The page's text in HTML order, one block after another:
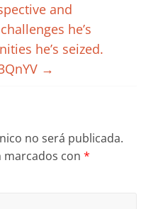
and
he’s
he’s seized.
→
no será publicada.
marcados con*